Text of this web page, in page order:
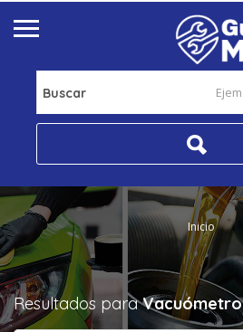
Buscar
Inicio
Resultados paraVacuómetro